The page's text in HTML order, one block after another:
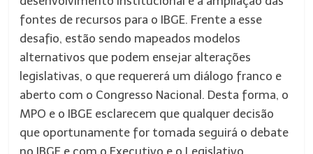
fontes de recursos para o IBGE. Frente a esse
desafio, estão sendo mapeados modelos
alternativos que podem ensejar alterações
legislativas, o que requererá um diálogo franco e
aberto com o Congresso Nacional. Desta forma, o
MPO e o IBGE esclarecem que qualquer decisão
que oportunamente for tomada seguirá o debate
no IBGE e com o Executivo e o Legislativo.